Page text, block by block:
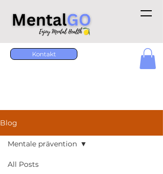
Kontakt
Blog
All Posts
Mentale prävention